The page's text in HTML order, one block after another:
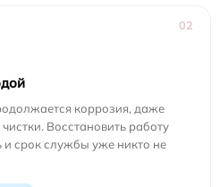
02
коррозия, даже
Восстановить работу
и срок службы уже никто не